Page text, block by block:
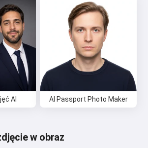
AI AI Passport Photo Maker
w obraz